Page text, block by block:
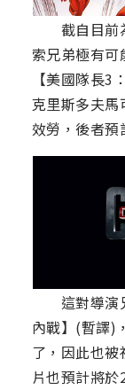
截自目前為
索兄弟極有
【美國隊長
克里斯多夫
效勞，後者預
這對導演兄
內戰】(暫譯)
了，因此也
片也預計將